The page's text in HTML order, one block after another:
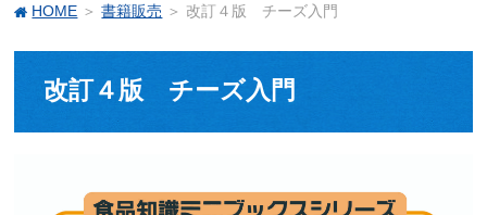
HOME ＞書籍販売 ＞ 改訂４版 チーズ入門
改訂４版 チーズ入門